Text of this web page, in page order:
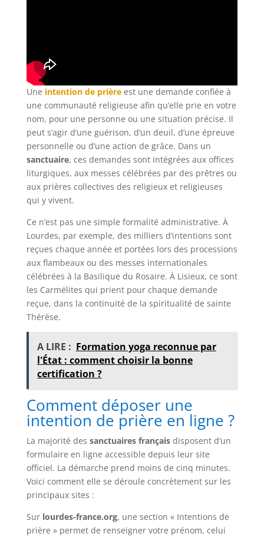
Une intention de prièreest une demande confiée à
une communauté religieuse afin qu’elle prie en votre
nom, pour une personne ou une situation précise. Il
peut s’agir d’une guérison, d’un deuil, d’une épreuve
personnelle ou d’une action de grâce. Dans un
sanctuaire, ces demandes sont intégrées aux offices
liturgiques, aux messes célébrées par des prêtres ou
aux prières collectives des religieux et religieuses
qui y vivent.
Ce n’est pas une simple formalité administrative. À
Lourdes, par exemple, des milliers d’intentions sont
reçues chaque année et portées lors des processions
aux flambeaux ou des messes internationales
célébrées à la Basilique du Rosaire. À Lisieux, ce sont
les Carmélites qui prient pour chaque demande
reçue, dans la continuité de la spiritualité de sainte
Thérèse.
A LIRE : Formation yoga reconnue par
l'État : comment choisir la bonne
certification ?
Comment déposer une
intention de prière en ligne ?
La majorité des sanctuaires françaisdisposent d’un
formulaire en ligne accessible depuis leur site
officiel. La démarche prend moins de cinq minutes.
Voici comment elle se déroule concrètement sur les
principaux sites :
Sur lourdes-france.org, une section « Intentions de
prière » permet de renseigner votre prénom, celui